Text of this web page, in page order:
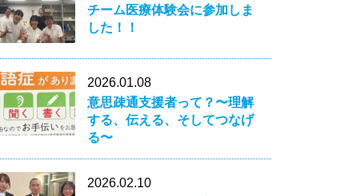
チーム医療体験会に参加しま
した！！
2026.01.08
意思疎通支援者って？〜理解
する、伝える、そしてつなげ
る〜
2026.02.10